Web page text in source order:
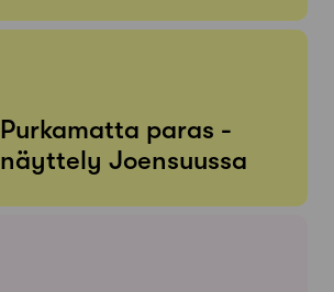
Purkamatta paras -
näyttely Joensuussa